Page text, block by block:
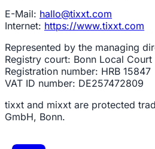
E-Mail: hallo@tixxt.com
Internet: https://www.tixxt.com
Represented by the managing
Registry court: Bonn Local Court
Registration number: HRB 15847
VAT ID number: DE257472809
tixxt and mixxt are protected
GmbH, Bonn.